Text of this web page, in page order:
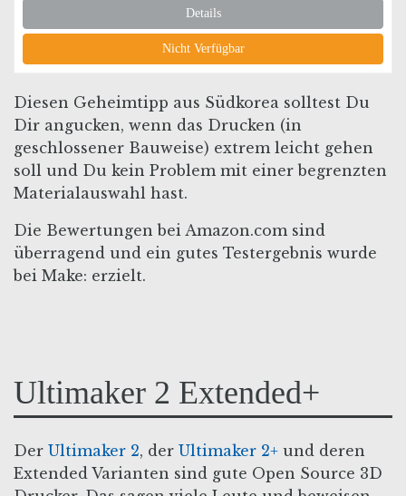
Details
Nicht Verfügbar
Diesen Geheimtipp aus Südkorea solltest Du
Dir angucken, wenn das Drucken (in
geschlossener Bauweise) extrem leicht gehen
soll und Du kein Problem mit einer begrenzten
Materialauswahl hast.
Die Bewertungen bei Amazon.com sind
überragend und ein gutes Testergebnis wurde
bei Make: erzielt.
Ultimaker 2 Extended+
Der Ultimaker 2, der Ultimaker 2+ und deren
Extended Varianten sind gute Open Source 3D